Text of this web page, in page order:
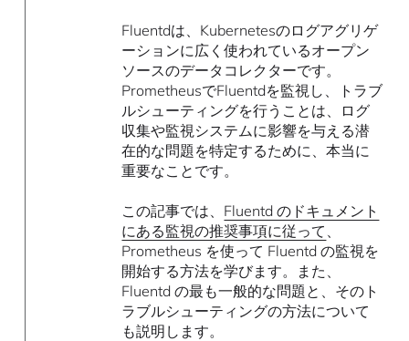
Fluentdは、Kubernetesのログアグリゲ
ーションに広く使われているオープン
ソースのデータコレクターです。
PrometheusでFluentdを監視し、トラブ
ルシューティングを行うことは、ログ
収集や監視システムに影響を与える潜
在的な問題を特定するために、本当に
重要なことです。
この記事では、 Fluentd のドキュメント
にある監視の推奨事項に従って
Prometheus を使って Fluentd の監視を
開始する方法を学びます。また、
Fluentd の最も一般的な問題と、そのト
ラブルシューティングの方法について
も説明します。